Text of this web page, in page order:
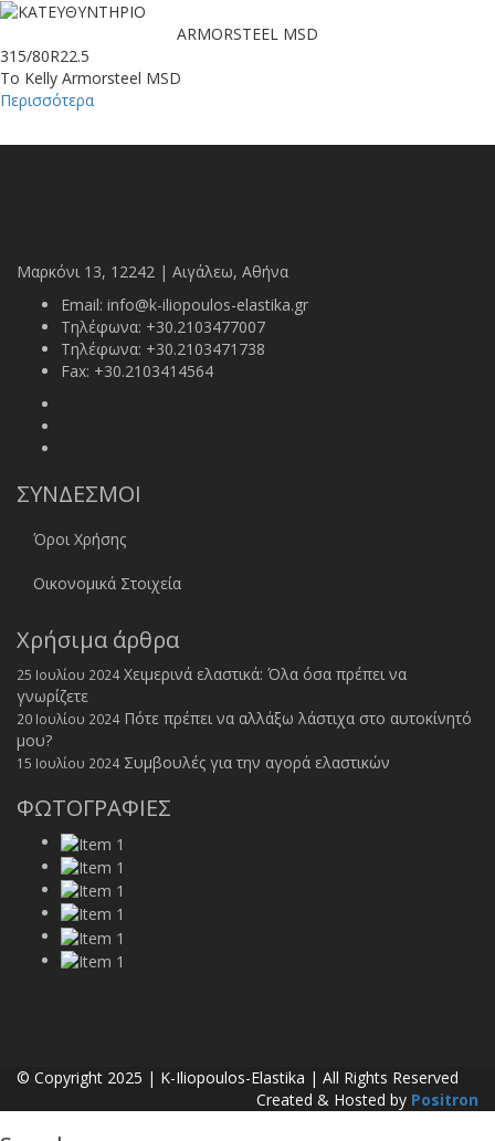
ARMORSTEEL MSD
315/80R22.5
Το Kelly Armorsteel MSD
Περισσότερα
Μαρκόνι 13, 12242 | Αιγάλεω, Αθήνα
Email: info@k-iliopoulos-elastika.gr
Τηλέφωνα: +30.2103477007
Τηλέφωνα: +30.2103471738
Fax: +30.2103414564
ΣΥΝΔΕΣΜΟΙ
Όροι Χρήσης
Οικονομικά Στοιχεία
Χρήσιμα άρθρα
25 Ιουλίου 2024 Χειμερινά ελαστικά: Όλα όσα πρέπει να
γνωρίζετε
20 Ιουλίου 2024 Πότε πρέπει να αλλάξω λάστιχα στο αυτοκίνητό
μου?
15 Ιουλίου 2024 Συμβουλές για την αγορά ελαστικών
ΦΩΤΟΓΡΑΦΙΕΣ
© Copyright 2025 | K-Iliopoulos-Elastika | All Rights Reserved
Created & Hosted by Positron